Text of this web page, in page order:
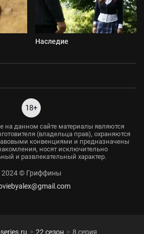
Наследие
18+
на данном сайте материалы являются
(владельца прав), охраняются
конвенциями и предназначены
носят исключительно
и развлекательный характер.
2024 © Гриффины
22 сезон 8 серия